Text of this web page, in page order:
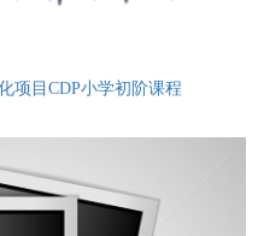
项目CDP小学初阶课程